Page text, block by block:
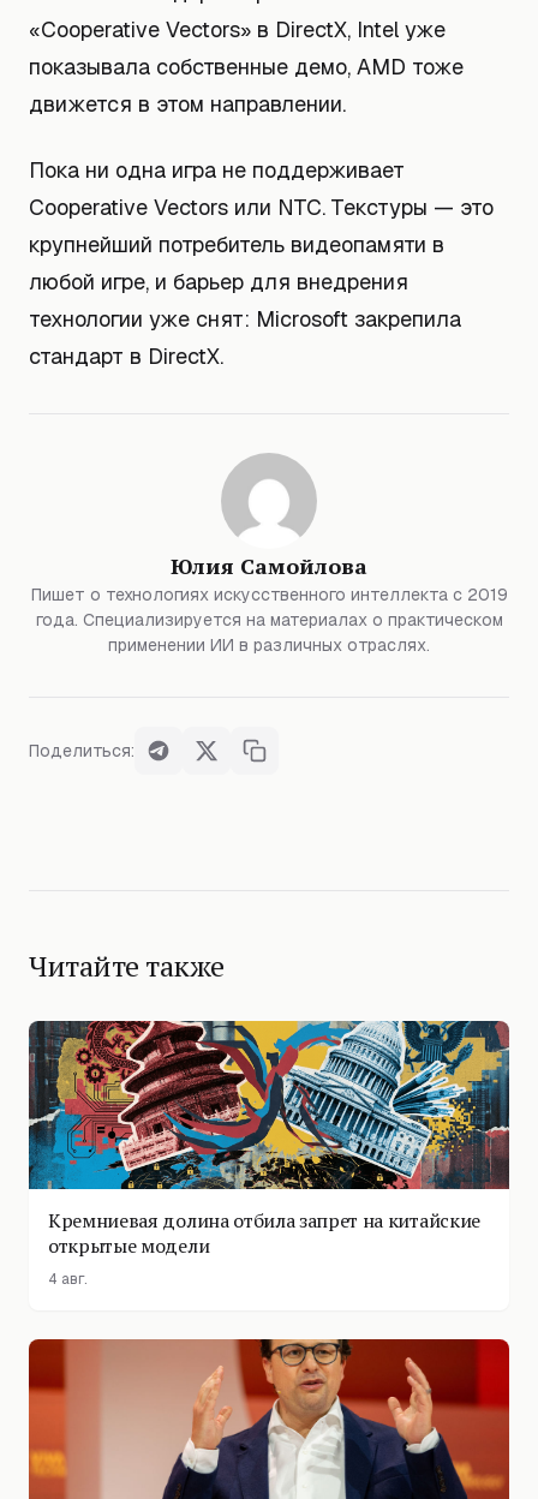
«Cooperative Vectors» в DirectX, Intel уже
показывала собственные демо, AMD тоже
движется в этом направлении.
Пока ни одна игра не поддерживает
Cooperative Vectors или NTC. Текстуры — это
крупнейший потребитель видеопамяти в
любой игре, и барьер для внедрения
технологии уже снят: Microsoft закрепила
стандарт в DirectX.
Юлия Самойлова
Пишет о технологиях искусственного интеллекта с 2019
года. Специализируется на материалах о практическом
применении ИИ в различных отраслях.
Поделиться:
Читайте также
Кремниевая долина отбила запрет на китайские
открытые модели
4 авг.